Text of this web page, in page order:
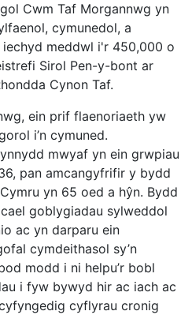
Cwm Taf Morgannwg yn
cymunedol, a
meddwl i'r 450,000 o
Sirol Pen-y-bont ar
Cynon Taf.
ein prif flaenoriaeth yw
i’n cymuned.
mwyaf yn ein grwpiau
pan amcangyfrifir y bydd
yn 65 oed a hŷn. Bydd
goblygiadau sylweddol
ac yn darparu ein
cymdeithasol sy’n
modd i ni helpu’r bobl
i fyw bywyd hir ac iach ac
cyflyrau cronig